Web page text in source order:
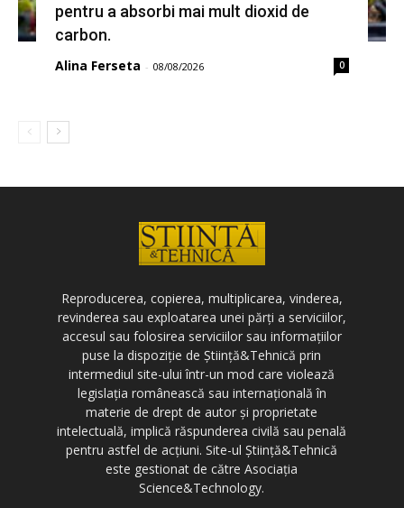
pentru a absorbi mai mult dioxid de
carbon.
Alina Ferseta - 08/08/2026 0
Reproducerea, copierea, multiplicarea, vinderea,
revinderea sau exploatarea unei părți a serviciilor,
accesul sau folosirea serviciilor sau informațiilor
puse la dispoziție de Știință&Tehnică prin
intermediul site-ului într-un mod care violează
legislația românească sau internațională în
materie de drept de autor și proprietate
intelectuală, implică răspunderea civilă sau penală
pentru astfel de acțiuni. Site-ul Știință&Tehnică
este gestionat de către Asociația
Science&Technology.